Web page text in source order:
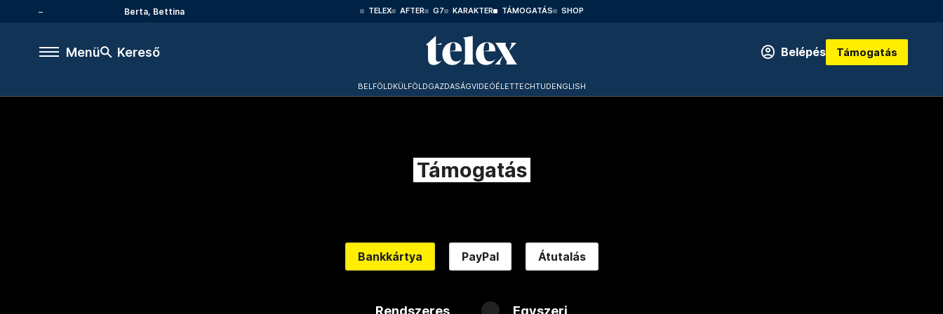
Berta, Bettina TELEX AFTER G7 KARAKTER TÁMOGATÁS SHOP
Menü Kereső Belépés Támogatás
BELFÖLDKÜLFÖLDGAZDASÁGVIDEÓÉLETTECHTUDENGLISH
Támogatás
Bankkártya PayPal Átutalás
Rendszeres Egyszeri